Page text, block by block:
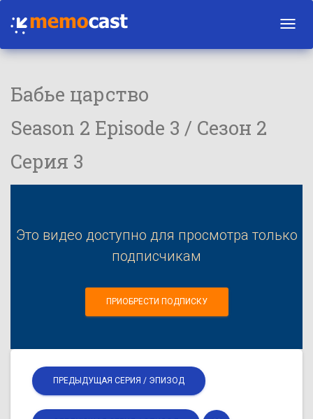
Бабье царство
Season 2 Episode 3 / Сезон 2
Серия 3
Это видео доступно для просмотра только
подписчикам
ПРИОБРЕСТИ ПОДПИСКУ
ПРЕДЫДУЩАЯ СЕРИЯ / ЭПИЗОД